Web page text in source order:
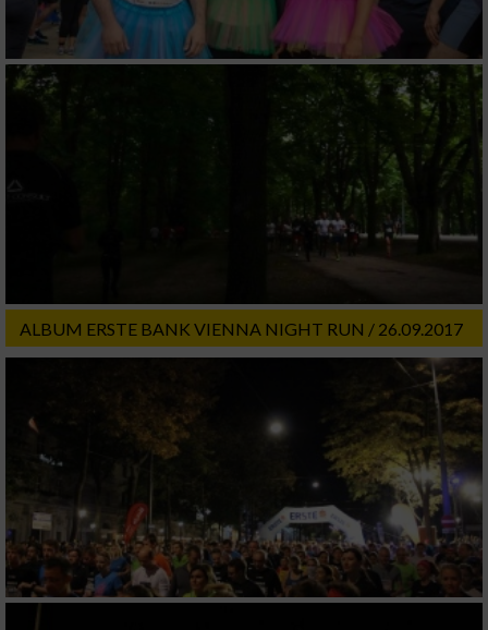
ALBUM ERSTE BANK VIENNA NIGHT RUN / 26.09.2017
Wir nutzen Ihre Daten für folgende Zwecke:
IAB-Verarbeitungszwecke:
Speichern von oder Zugriff auf Informationen
auf einem Endgerät
Verwendung reduzierter Daten zur Auswahl
Erstellung von Profilen für personalisierte
Erstellung von Profilen zur Personalisierung
von Inhalten
Verwendung von Profilen zur Auswahl
personalisierter Inhalte
Messung der Performance von Inhalten